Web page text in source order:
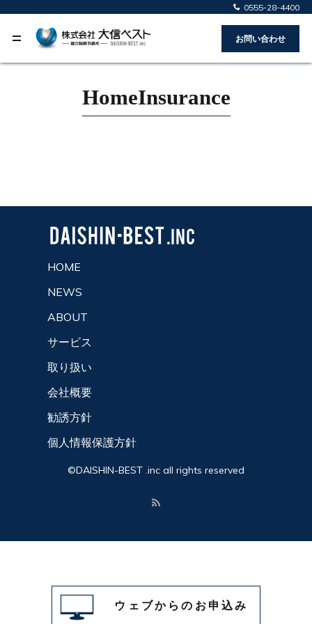
0555-28-4400
お問い合わせ
HomeInsurance
HOME
NEWS
ABOUT
サービス
取り扱い
会社概要
勧誘方針
個人情報保護方針
©DAISHIN-BEST .inc all rights reserved
ウェブからのお申込み